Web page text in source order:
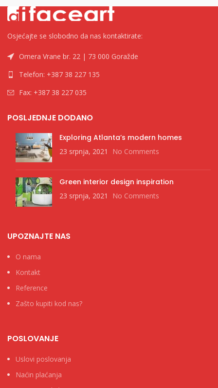
kabela (m): 1.5 Pleteni kabel: N
Osjećajte se slobodno da nas kontaktirate:
Omera Vrane br. 22 | 73 000 Goražde
Telefon: +387 38 227 135
Fax: +387 38 227 035
POSLJEDNJE DODANO
Exploring Atlanta’s modern homes
23 srpnja, 2021 No Comments
Green interior design inspiration
23 srpnja, 2021 No Comments
UPOZNAJTE NAS
O nama
Kontakt
Reference
Zašto kupiti kod nas?
POSLOVANJE
Uslovi poslovanja
Naćin plaćanja